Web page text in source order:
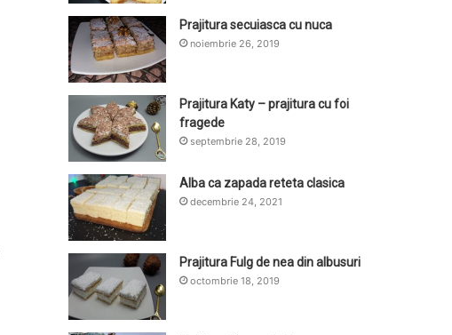
Prajitura secuiasca cu nuca
noiembrie 26, 2019
Prajitura Katy – prajitura cu foi
fragede
septembrie 28, 2019
Alba ca zapada reteta clasica
decembrie 24, 2021
Prajitura Fulg de nea din albusuri
octombrie 18, 2019